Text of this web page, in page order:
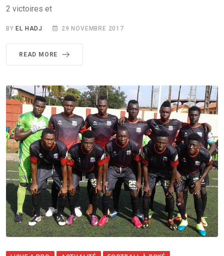
2 victoires et
BYEL HADJ 29 NOVEMBRE 2017
READ MORE